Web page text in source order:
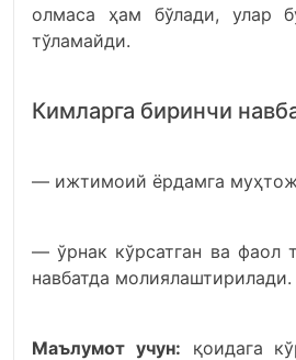
олмаса ҳам бўлади, улар
тўламайди.
Кимларга биринчи
— ижтимоий ёрдамга муҳтож
— ўрнак кўрсатган ва фаол
навбатда молиялаштирилади.
Маълумот учун: қоидага